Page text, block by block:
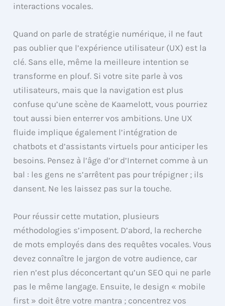
interactions vocales.
Quand on parle de stratégie numérique, il ne faut
pas oublier que l’expérience utilisateur (UX) est la
clé. Sans elle, même la meilleure intention se
transforme en plouf. Si votre site parle à vos
utilisateurs, mais que la navigation est plus
confuse qu’une scène de Kaamelott, vous pourriez
tout aussi bien enterrer vos ambitions. Une UX
fluide implique également l’intégration de
chatbots et d’assistants virtuels pour anticiper les
besoins. Pensez à l’âge d’or d’Internet comme à un
bal : les gens ne s’arrêtent pas pour trépigner ; ils
dansent. Ne les laissez pas sur la touche.
Pour réussir cette mutation, plusieurs
méthodologies s’imposent. D’abord, la recherche
de mots employés dans des requêtes vocales. Vous
devez connaître le jargon de votre audience, car
rien n’est plus déconcertant qu’un SEO qui ne parle
pas le même langage. Ensuite, le design « mobile
first » doit être votre mantra ; concentrez vos